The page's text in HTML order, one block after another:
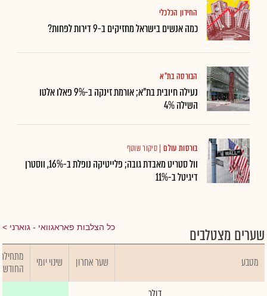
החידון הכלכלי
כמה אנשים בישראל מחזיקים ב-9 דירות לפחות?
הבורסה בת"א
נעילה חיובית בת"א; אורמת זינקה ב-9% פאלו אלטו
השילה 4%
בורסות עולם |סיקור שוטף
וול סטריט מאבדת גובה; פלייטיקה נופלת ב-16%, ווסטרן
דיגיטל ב-11%
שערים מצטלבים כל הצלבות פאראגוואי - גוארני
מטבע שער אחרון שינוי יומי
החודש